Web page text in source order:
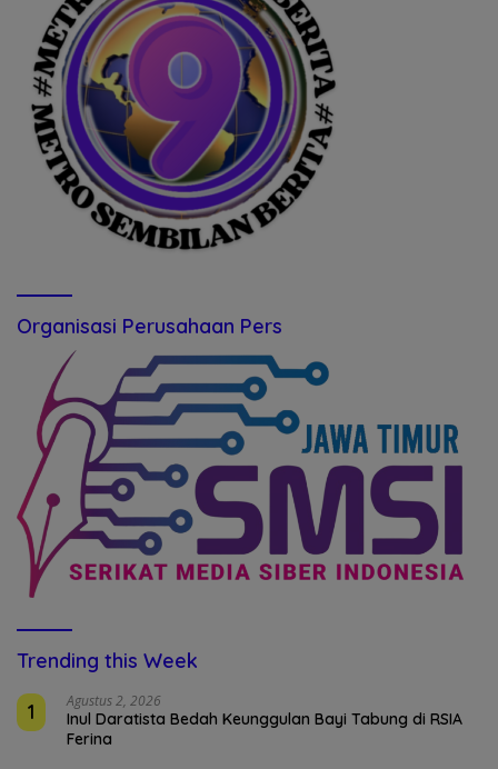
Organisasi Perusahaan Pers
Trending this Week
1
Agustus 2, 2026
Inul Daratista Bedah Keunggulan Bayi Tabung di RSIA
Ferina